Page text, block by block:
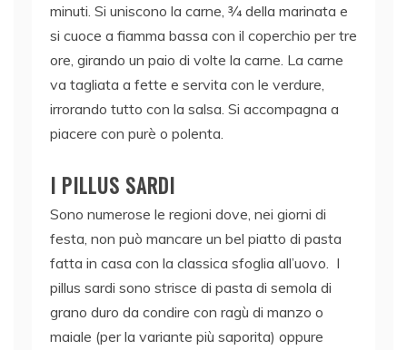
minuti. Si uniscono la carne, 3⁄4 della marinata e
si cuoce a fiamma bassa con il coperchio per tre
ore, girando un paio di volte la carne. La carne
va tagliata a fette e servita con le verdure,
irrorando tutto con la salsa. Si accompagna a
piacere con purè o polenta.
I PILLUS SARDI
Sono numerose le regioni dove, nei giorni di
festa, non può mancare un bel piatto di pasta
fatta in casa con la classica sfoglia all’uovo.
I
pillus sardi sono strisce di pasta di semola di
grano duro da condire con ragù di manzo o
maiale (per la variante più saporita) oppure